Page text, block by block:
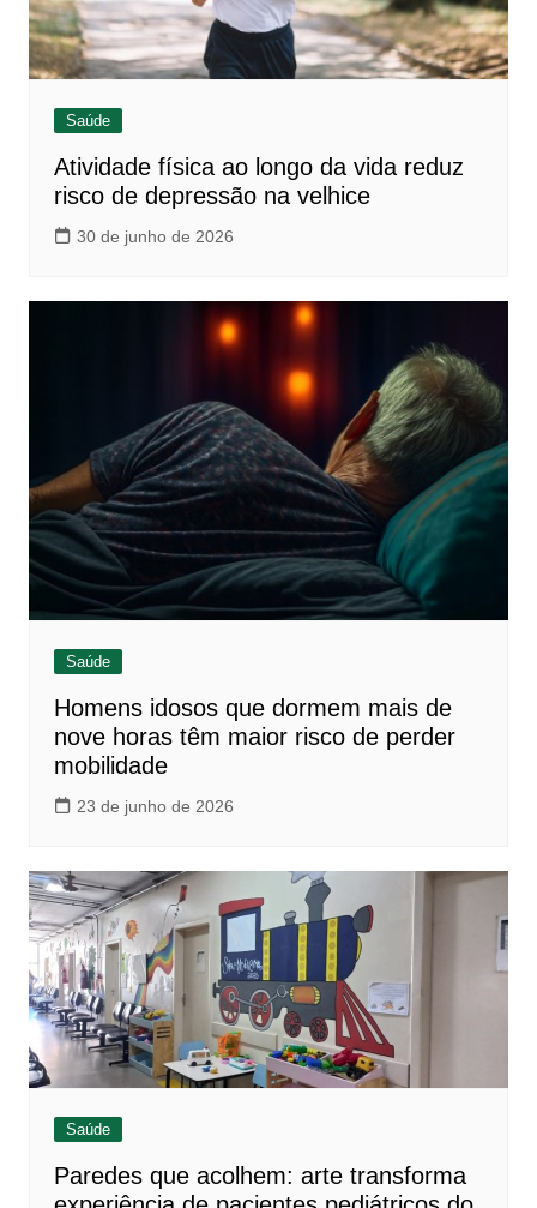
Saúde
Atividade física ao longo da vida reduz
risco de depressão na velhice
30 de junho de 2026
Saúde
Homens idosos que dormem mais de
nove horas têm maior risco de perder
mobilidade
23 de junho de 2026
Saúde
Paredes que acolhem: arte transforma